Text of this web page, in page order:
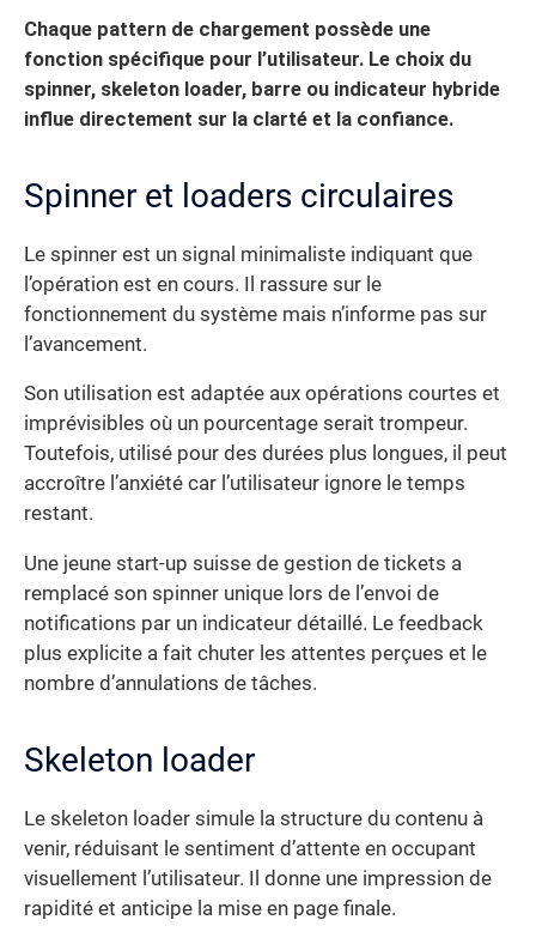
Chaque pattern de chargement possède une
fonction spécifique pour l’utilisateur. Le choix du
spinner, skeleton loader, barre ou indicateur hybride
influe directement sur la clarté et la confiance.
Spinner et loaders circulaires
Le spinner est un signal minimaliste indiquant que
l’opération est en cours. Il rassure sur le
fonctionnement du système mais n’informe pas sur
l’avancement.
Son utilisation est adaptée aux opérations courtes et
imprévisibles où un pourcentage serait trompeur.
Toutefois, utilisé pour des durées plus longues, il peut
accroître l’anxiété car l’utilisateur ignore le temps
restant.
Une jeune start-up suisse de gestion de tickets a
remplacé son spinner unique lors de l’envoi de
notifications par un indicateur détaillé. Le feedback
plus explicite a fait chuter les attentes perçues et le
nombre d’annulations de tâches.
Skeleton loader
Le skeleton loader simule la structure du contenu à
venir, réduisant le sentiment d’attente en occupant
visuellement l’utilisateur. Il donne une impression de
rapidité et anticipe la mise en page finale.